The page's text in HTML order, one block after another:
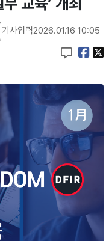
기사입력2026.01.16 10:05